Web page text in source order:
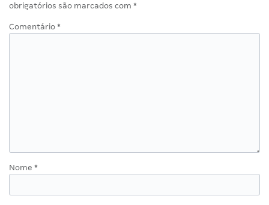
obrigatórios são marcados com *
Comentário *
Nome *